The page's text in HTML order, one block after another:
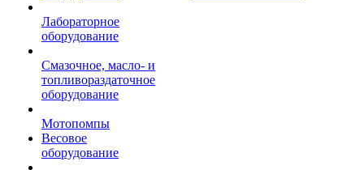
Лабораторное
оборудование
Смазочное, масло- и
топливораздаточное
оборудование
Мотопомпы
Весовое
оборудование